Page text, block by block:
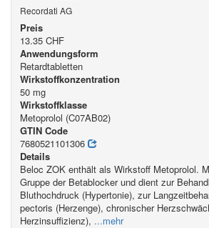
Recordati AG
Preis
13.35 CHF
Anwendungsform
Retardtabletten
Wirkstoffkonzentration
50 mg
Wirkstoffklasse
Metoprolol (C07AB02)
GTIN Code
7680521101306
Details
Beloc ZOK enthält als Wirkstoff Metoprolol.
Gruppe der Betablocker und dient zur
Bluthochdruck (Hypertonie), zur
pectoris (Herzenge), chronischer
Herzinsuffizienz), ...mehr